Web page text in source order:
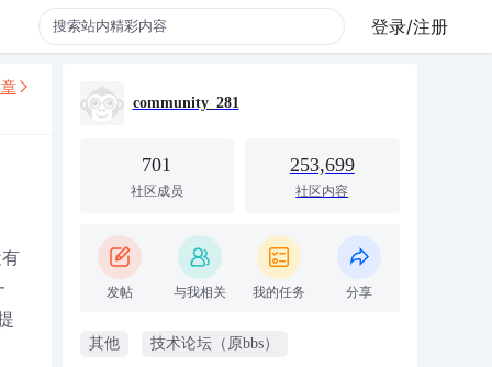
登录/注册
community_281
701
社区成员
253,699
社区内容
发帖 与我相关 我的任务 分享
其他 技术论坛（原bbs）